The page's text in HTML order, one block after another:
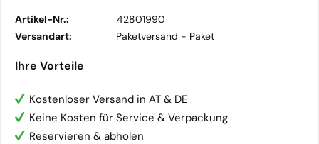
Artikel-Nr.:
42801990
Versandart:
Paketversand - Paket
Ihre Vorteile
Kostenloser Versand in AT & DE
Keine Kosten für Service & Verpackung
Reservieren & abholen